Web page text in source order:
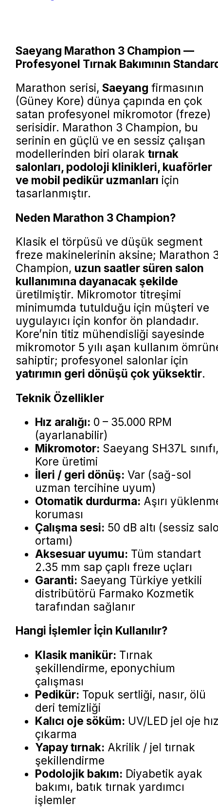
Saeyang Marathon 3 Champion —
Profesyonel Tırnak Bakımının
Marathon serisi, Saeyang firmasının
(Güney Kore) dünya çapında en çok
satan profesyonel mikromotor (freze)
serisidir. Marathon 3 Champion, bu
serinin en güçlü ve en sessiz çalışan
modellerinden biri olarak tırnak
salonları, podoloji klinikleri, kuaförler
ve mobil pedikür uzmanları için
tasarlanmıştır.
Neden Marathon 3 Champion?
Klasik el törpüsü ve düşük segment
freze makinelerinin aksine; Marathon
Champion, uzun saatler süren salon
kullanımına dayanacak şekilde
üretilmiştir. Mikromotor titreşimi
minimumda tutulduğu için müşteri ve
uygulayıcı için konfor ön plandadır.
Kore’nin titiz mühendisliği sayesinde
mikromotor 5 yılı aşan kullanım
sahiptir; profesyonel salonlar için
yatırımın geri dönüşü çok yüksektir.
Teknik Özellikler
Hız aralığı: 0 – 35.000 RPM
(ayarlanabilir)
Mikromotor: Saeyang SH37L sınıfı,
Kore üretimi
İleri / geri dönüş: Var (sağ-sol
uzman tercihine uyum)
Otomatik durdurma: Aşırı
koruması
Çalışma sesi: 50 dB altı (sessiz
ortamı)
Aksesuar uyumu: Tüm standart
2.35 mm sap çaplı freze uçları
Garanti: Saeyang Türkiye yetkili
distribütörü Farmako Kozmetik
tarafından sağlanır
Hangi İşlemler İçin Kullanılır?
Klasik manikür: Tırnak
şekillendirme, eponychium
çalışması
Pedikür: Topuk sertliği, nasır, ölü
deri temizliği
Kalıcı oje söküm: UV/LED jel oje
çıkarma
Yapay tırnak: Akrilik / jel tırnak
şekillendirme
Podolojik bakım: Diyabetik ayak
bakımı, batık tırnak yardımcı
işlemler